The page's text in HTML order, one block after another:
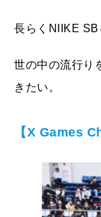
長らくNIIKE
世の中の流行り
きたい。
【X Games